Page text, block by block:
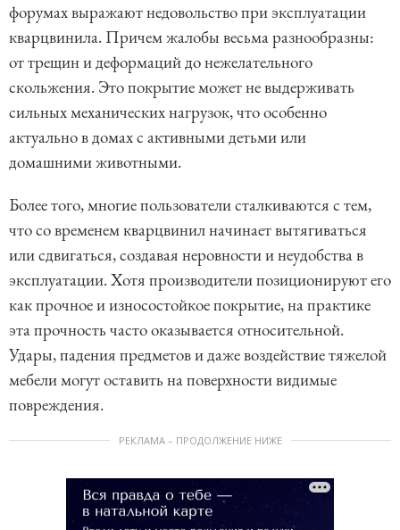
форумах выражают недовольство при эксплуатации
кварцвинила. Причем жалобы весьма разнообразны:
от трещин и деформаций до нежелательного
скольжения. Это покрытие может не выдерживать
сильных механических нагрузок, что особенно
актуально в домах с активными детьми или
домашними животными.
Более того, многие пользователи сталкиваются с тем,
что со временем кварцвинил начинает вытягиваться
или сдвигаться, создавая неровности и неудобства в
эксплуатации. Хотя производители позиционируют его
как прочное и износостойкое покрытие, на практике
эта прочность часто оказывается относительной.
Удары, падения предметов и даже воздействие тяжелой
мебели могут оставить на поверхности видимые
повреждения.
РЕКЛАМА – ПРОДОЛЖЕНИЕ НИЖЕ